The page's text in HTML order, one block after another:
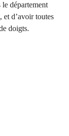
département
d’avoir toutes
doigts.